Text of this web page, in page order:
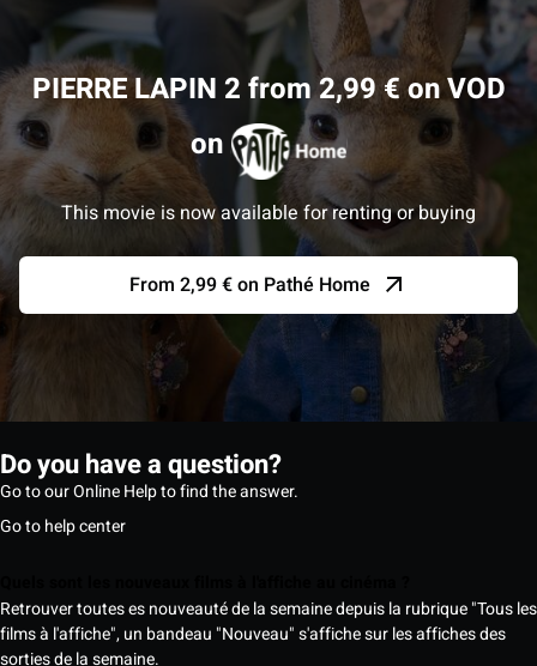
PIERRE LAPIN 2 from 2,99 € on VOD
on
This movie is now available for renting or buying
From 2,99 € on Pathé Home
Do you have a question?
Go to our Online Help to find the answer.
Go to help center
Retrouver toutes es nouveauté de la semaine depuis la rubrique "Tous les
films à l'affiche", un bandeau "Nouveau" s'affiche sur les affiches des
sorties de la semaine.